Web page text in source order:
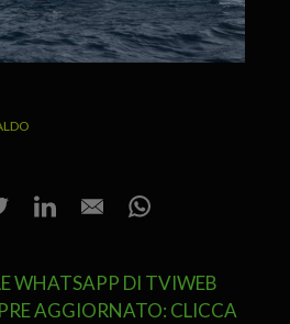
WHATSAPP DI TVIWEB
AGGIORNATO: CLICCA